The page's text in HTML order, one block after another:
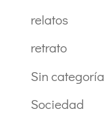
relatos
retrato
Sin categoría
Sociedad